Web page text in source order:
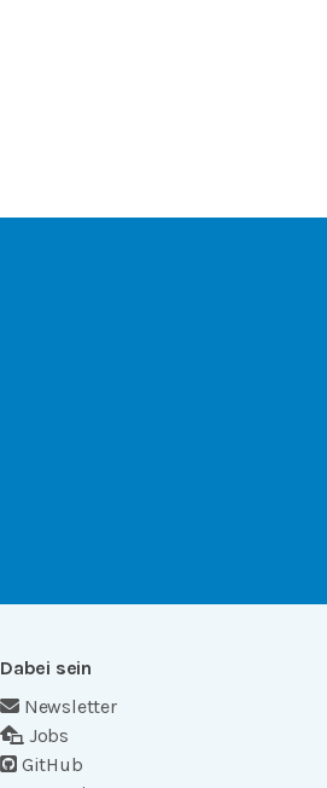
Dabei sein
Newsletter
Jobs
GitHub